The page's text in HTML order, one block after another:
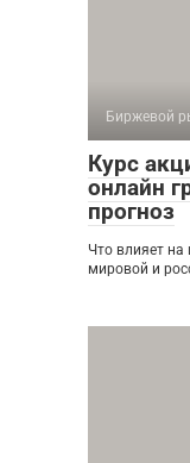
Биржевой
Курс
онлайн
прогноз
Что влияет на
мировой и